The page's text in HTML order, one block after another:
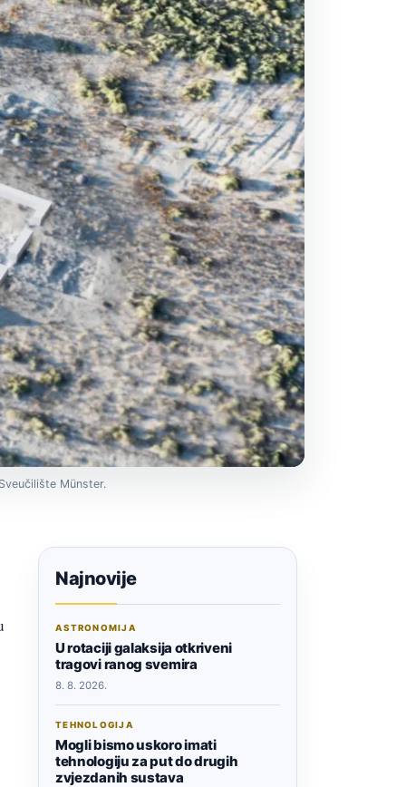
Münster.
Najnovije
ASTRONOMIJA
U rotaciji galaksija otkriveni
tragovi ranog svemira
8. 8. 2026.
TEHNOLOGIJA
Mogli bismo uskoro imati
tehnologiju za put do drugih
zvjezdanih sustava